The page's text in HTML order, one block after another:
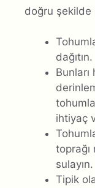
doğru şekilde
dağıtın.
ihtiyaç
sulayın.
Tipik